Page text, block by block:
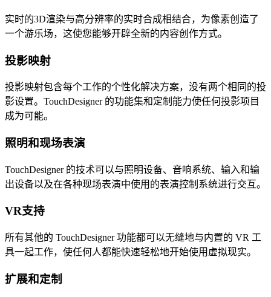
实时的3D渲染与高分辨率的实时合成相结合，为像素创造了
一个游乐场，这使您能够开辟全新的内容创作方式。
投影映射
投影映射包含每个工作的个性化解决方案，没有两个相同的投
影设置。TouchDesigner 的功能集和定制能力使任何投影项目
成为可能。
照明和现场表演
TouchDesigner 的技术可以与照明设备、音响系统、输入和输
出设备以及在各种现场表演中使用的表演控制系统进行交互。
VR支持
所有其他的 TouchDesigner 功能都可以无缝地与内置的 VR 工
具一起工作，使任何人都能快速轻松地开始使用虚拟现实。
扩展和定制